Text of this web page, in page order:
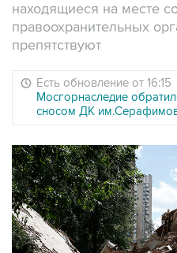
находящиеся на месте
правоохранительных
препятствуют
Есть обновление от 16:15
Мосгорнаследие
сносом ДК